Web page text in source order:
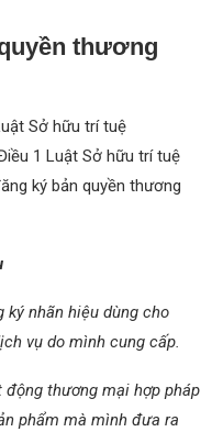
thương
Sở hữu trí tuệ
1 Luật Sở hữu trí tuệ
ký bản quyền thương
ký nhãn hiệu dùng cho
vụ do mình cung cấp.
thương mại hợp pháp
phẩm mà mình đưa ra